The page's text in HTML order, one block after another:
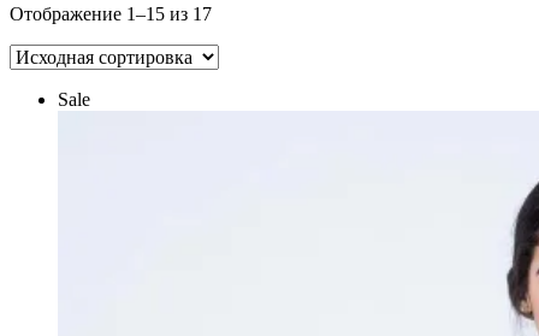
Отображение 1–15 из 17
Sale